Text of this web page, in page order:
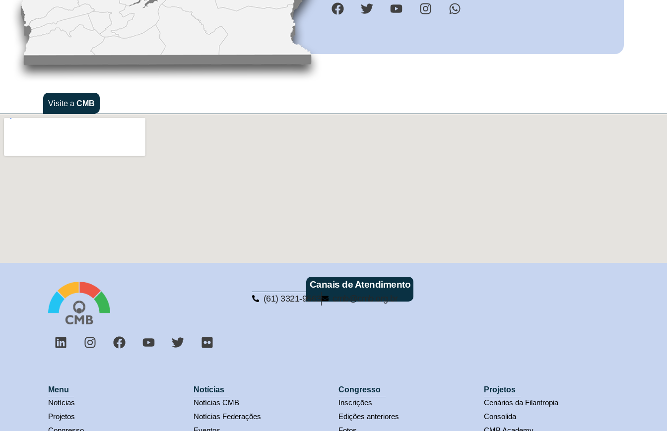
Visite a CMB
Canais de Atendimento
(61) 3321-9563 cmb@cmb.org.br
Menu
Notícias
Projetos
Notícias
Notícias CMB
Notícias Federações
Congresso
Inscrições
Edições anteriores
Projetos
Cenários da Filantropia
Consolida